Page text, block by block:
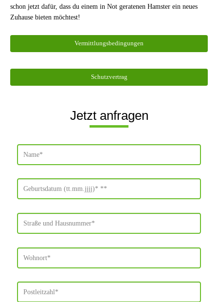
schon jetzt dafür, dass du einem in Not geratenen Hamster ein neues
Zuhause bieten möchtest!
Vermittlungsbedingungen
Schutzvertrag
Jetzt anfragen